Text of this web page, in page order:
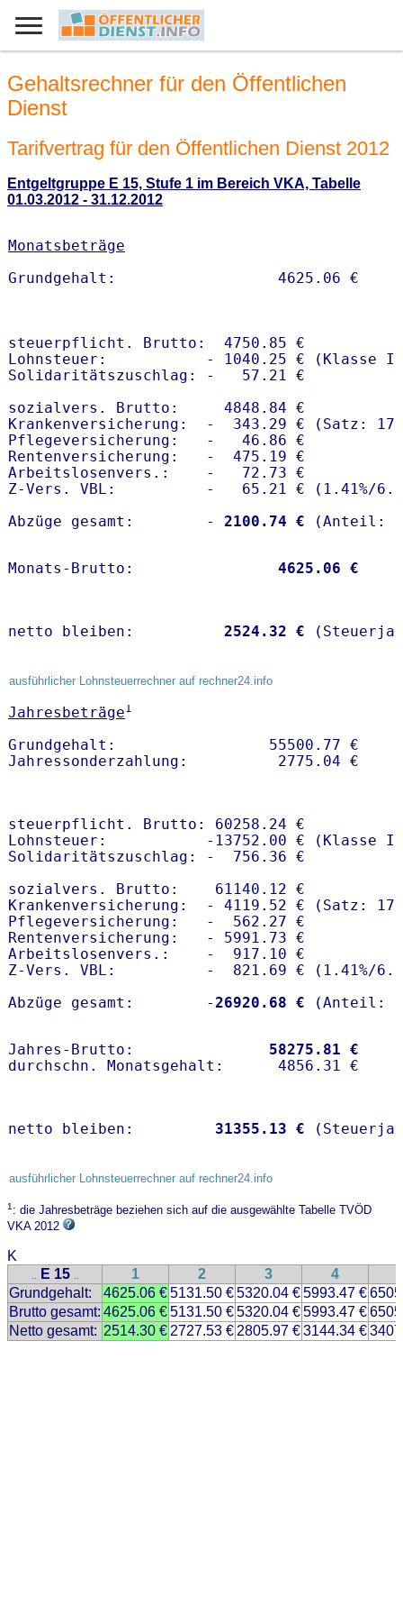
Gehaltsrechner für den Öffentlichen
Dienst
Tarifvertrag für den Öffentlichen Dienst 2012
Entgeltgruppe E 15, Stufe 1 im Bereich VKA, Tabelle
01.03.2012 - 31.12.2012
Monatsbeträge
steuerpflicht. Brutto:  4750.85 €
Lohnsteuer:           - 1040.25 € (Klasse I)
Solidaritätszuschlag: -   57.21 €
sozialvers. Brutto:     4848.84 €
Krankenversicherung:  -  343.29 € (Satz:
Pflegeversicherung:   -   46.86 €
Rentenversicherung:   -  475.19 €
Arbeitslosenvers.:    -   72.73 €
Z-Vers. VBL:          -   65.21 € ( 1.41%/
Abzüge gesamt:        -
2100.74 €
Monats-Brutto: 4625.06 €
netto bleiben: 2524.32 €
ausführlicher Lohnsteuerrechner auf rechner24.info
Jahresbeträge1
Grundgehalt:                 55500.77 €
steuerpflicht. Brutto: 60258.24 €
Lohnsteuer:           -13752.00 € (Klasse I)
Solidaritätszuschlag: -  756.36 €
sozialvers. Brutto:    61140.12 €
Krankenversicherung:  - 4119.52 € (Satz:
Pflegeversicherung:   -  562.27 €
Rentenversicherung:   - 5991.73 €
Arbeitslosenvers.:    -  917.10 €
Z-Vers. VBL:          -  821.69 € ( 1.41%/
Abzüge gesamt:        -26920.68 €
Jahres-Brutto: 58275.81 €
netto bleiben: 31355.13 €
ausführlicher Lohnsteuerrechner auf rechner24.info
1: die Jahresbeträge beziehen sich auf die ausgewählte Tabelle TVÖD
VKA 2012
K
.. E 15 .. 1 2 3 4
Grundgehalt:
4625.06 €5131.50 €5320.04 €5993.47 €
Brutto gesamt: 4625.06 €5131.50 €5320.04 €5993.47 €
Netto gesamt: 2514.30 € 2727.53 € 2805.97 €3144.34 €